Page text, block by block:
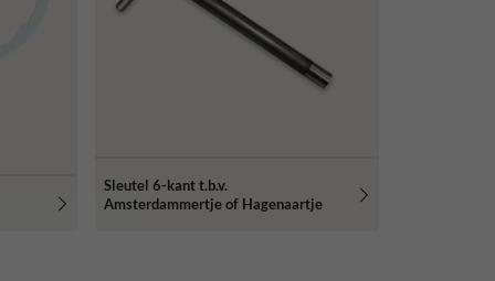
Sleutel 6-kant t.b.v.
Amsterdammertje of Hagenaartje